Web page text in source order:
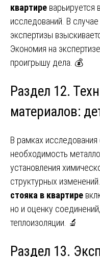
квартире варьируется
исследований. В
экспертизы
Экономия на
проигрышу дела. 💰
Раздел 12.
материалов:
В рамках исследования
необходимость
установления
структурных изменений.
стояка в квартире
но и оценку
теплоизоляции. 🔬
Раздел 13.